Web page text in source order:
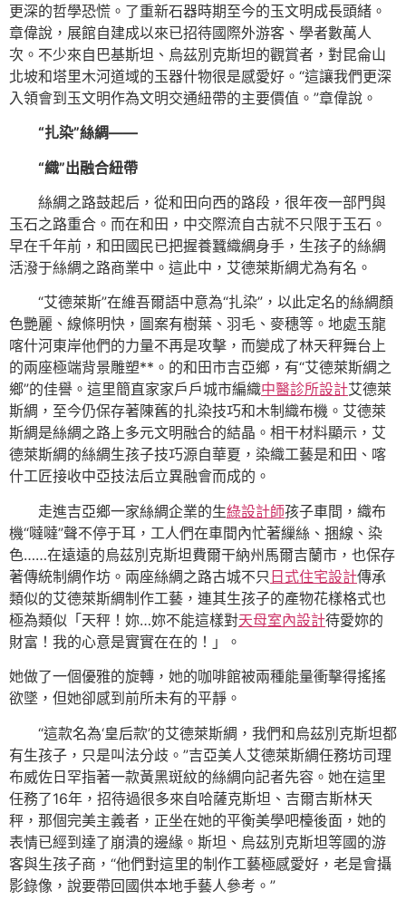
更深的哲學恐慌。了重新石器時期至今的玉文明成長頭緒。
章偉說，展館自建成以來已招待國際外游客、學者數萬人
次。不少來自巴基斯坦、烏茲別克斯坦的觀賞者，對昆侖山
北坡和塔里木河道域的玉器什物很是感愛好。“這讓我們更深
入領會到玉文明作為文明交通紐帶的主要價值。”章偉說。
“扎染”絲綢——
“織”出融合紐帶
絲綢之路鼓起后，從和田向西的路段，很年夜一部門與
玉石之路重合。而在和田，中交際流自古就不只限于玉石。
早在千年前，和田國民已把握養蠶織綢身手，生孩子的絲綢
活潑于絲綢之路商業中。這此中，艾德萊斯綢尤為有名。
“艾德萊斯”在維吾爾語中意為“扎染”，以此定名的絲綢顏
色艷麗、線條明快，圖案有樹葉、羽毛、麥穗等。地處玉龍
喀什河東岸他們的力量不再是攻擊，而變成了林天秤舞台上
的兩座極端背景雕塑**。的和田市吉亞鄉，有“艾德萊斯綢之
鄉”的佳譽。這里簡直家家戶戶城市編織中醫診所設計艾德萊
斯綢，至今仍保存著陳舊的扎染技巧和木制織布機。艾德萊
斯綢是絲綢之路上多元文明融合的結晶。相干材料顯示，艾
德萊斯綢的絲綢生孩子技巧源自華夏，染織工藝是和田、喀
什工匠接收中亞技法后立異融會而成的。
走進吉亞鄉一家絲綢企業的生綠設計師孩子車間，織布
機“噠噠”聲不停于耳，工人們在車間內忙著繅絲、捆線、染
色……在遠遠的烏茲別克斯坦費爾干納州馬爾吉蘭市，也保存
著傳統制綢作坊。兩座絲綢之路古城不只 日式住宅設計傳承
類似的艾德萊斯綢制作工藝，連其生孩子的產物花樣格式也
極為類似「天秤！妳…妳不能這樣對天母室內設計待愛妳的
財富！我的心意是實實在在的！」。
她做了一個優雅的旋轉，她的咖啡館被兩種能量衝擊得搖搖
欲墜，但她卻感到前所未有的平靜。
“這款名為‘皇后款’的艾德萊斯綢，我們和烏茲別克斯坦都
有生孩子，只是叫法分歧。”吉亞美人艾德萊斯綢任務坊司理
布威佐日罕指著一款黃黑斑紋的絲綢向記者先容。她在這里
任務了16年，招待過很多來自哈薩克斯坦、吉爾吉斯林天
秤，那個完美主義者，正坐在她的平衡美學吧檯後面，她的
表情已經到達了崩潰的邊緣。斯坦、烏茲別克斯坦等國的游
客與生孩子商，“他們對這里的制作工藝極感愛好，老是會攝
影錄像，說要帶回國供本地手藝人參考。”